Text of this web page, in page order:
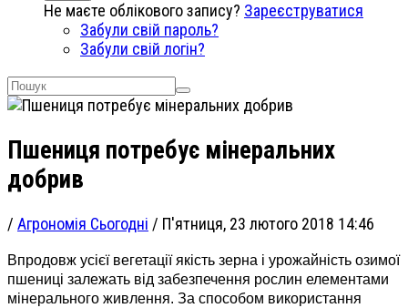
Не маєте облікового запису? Зареєструватися
Забули свій пароль?
Забули свій логін?
Пшениця потребує мінеральних
добрив
/ Агрономія Сьогодні / П'ятниця, 23 лютого 2018 14:46
Впродовж усієї вегетації якість зерна і урожайність озимої
пшениці залежать від забезпечення рослин елементами
мінерального живлення. За способом використання